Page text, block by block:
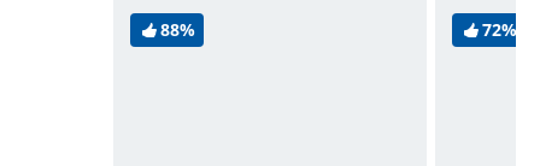
88% 72%